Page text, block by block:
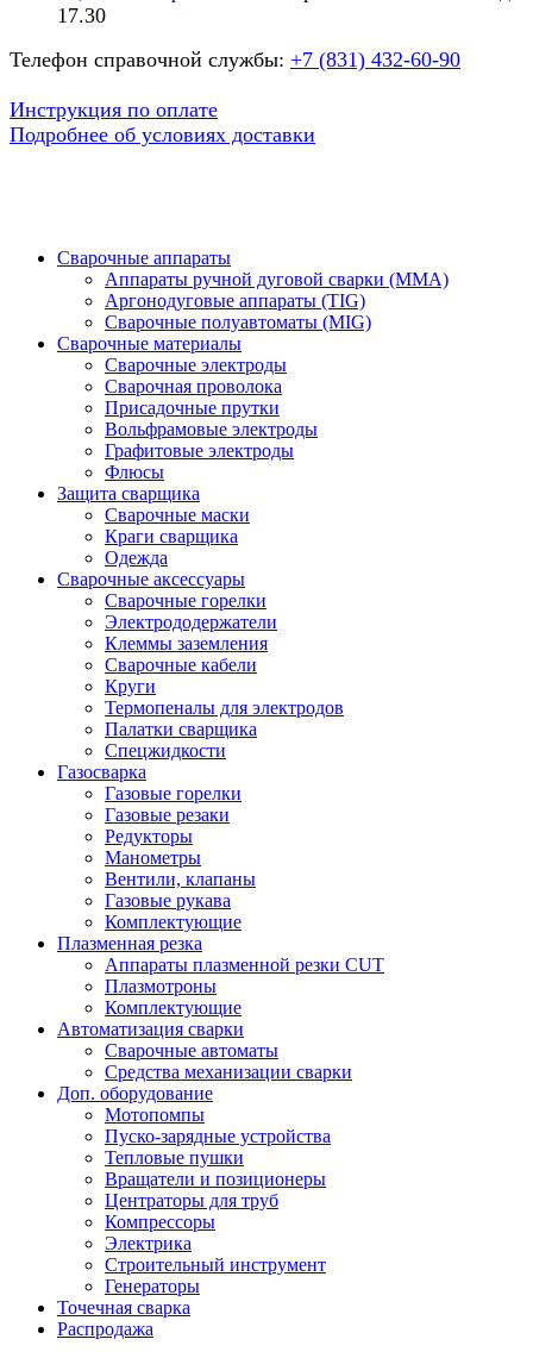
17.30
Телефон справочной службы: +7 (831) 432-60-90
Инструкция по оплате
Подробнее об условиях доставки
Сварочные аппараты
Аппараты ручной дуговой сварки (MMA)
Аргонодуговые аппараты (TIG)
Сварочные полуавтоматы (MIG)
Сварочные материалы
Сварочные электроды
Сварочная проволока
Присадочные прутки
Вольфрамовые электроды
Графитовые электроды
Флюсы
Защита сварщика
Сварочные маски
Краги сварщика
Одежда
Сварочные аксессуары
Сварочные горелки
Электрододержатели
Клеммы заземления
Сварочные кабели
Круги
Термопеналы для электродов
Палатки сварщика
Спецжидкости
Газосварка
Газовые горелки
Газовые резаки
Редукторы
Манометры
Вентили, клапаны
Газовые рукава
Комплектующие
Плазменная резка
Аппараты плазменной резки CUT
Плазмотроны
Комплектующие
Автоматизация сварки
Сварочные автоматы
Средства механизации сварки
Доп. оборудование
Мотопомпы
Пуско-зарядные устройства
Тепловые пушки
Вращатели и позиционеры
Центраторы для труб
Компрессоры
Электрика
Строительный инструмент
Генераторы
Точечная сварка
Распродажа